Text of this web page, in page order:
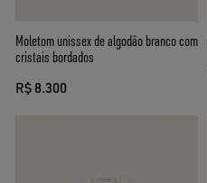
Moletom unissex de algodão branco com
cristais bordados
R$ 8.300